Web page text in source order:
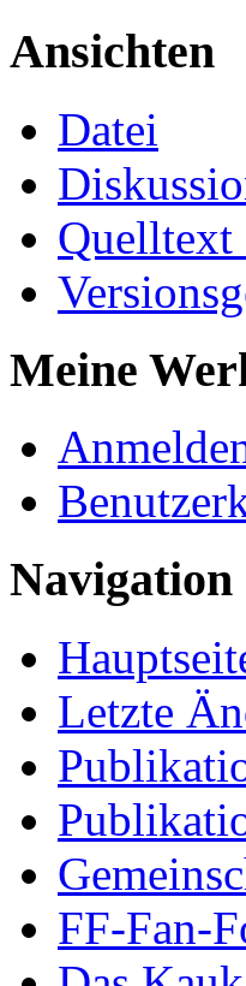
Ansichten
Datei
Quelltext
Meine
Navigation
Letzte
FF-Fan-